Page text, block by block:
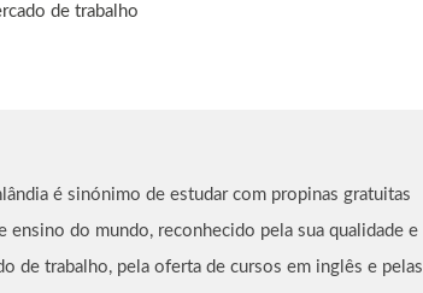
de trabalho
é sinónimo de estudar com propinas gratuitas
ensino do mundo, reconhecido pela sua qualidade e
de trabalho, pela oferta de cursos em inglês e pelas